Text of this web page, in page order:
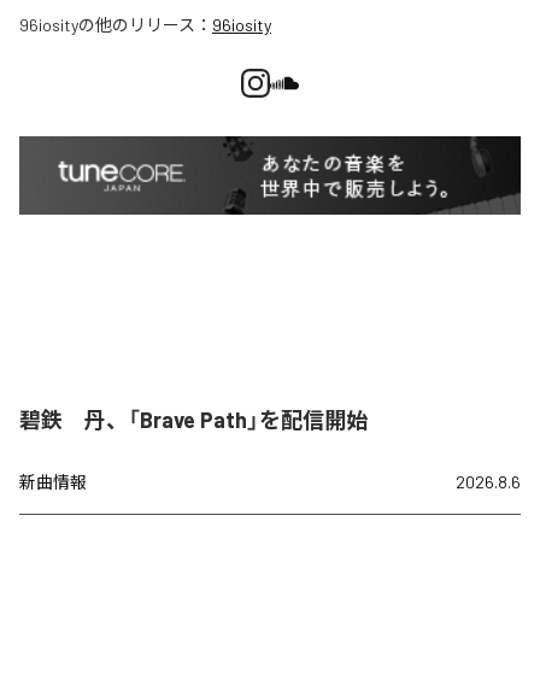
96iosityの他のリリース： 96iosity
碧鉄 丹、「Brave Path」を配信開始
新曲情報 2026.8.6